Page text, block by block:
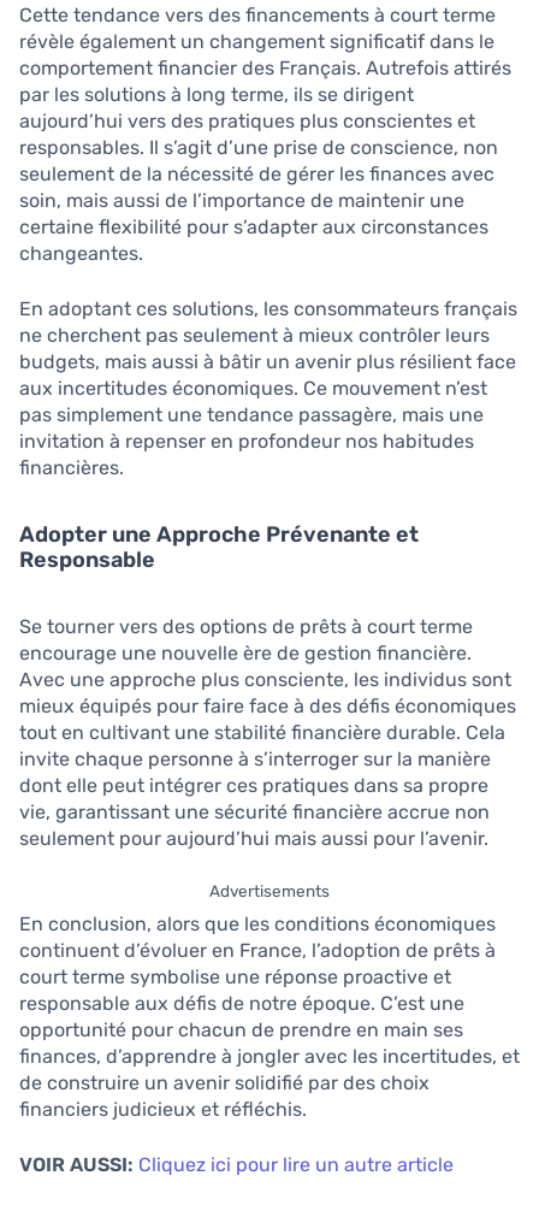
Cette tendance vers des financements à court terme
révèle également un changement significatif dans le
comportement financier des Français. Autrefois attirés
par les solutions à long terme, ils se dirigent
aujourd’hui vers des pratiques plus conscientes et
responsables. Il s’agit d’une prise de conscience, non
seulement de la nécessité de gérer les finances avec
soin, mais aussi de l’importance de maintenir une
certaine flexibilité pour s’adapter aux circonstances
changeantes.
En adoptant ces solutions, les consommateurs français
ne cherchent pas seulement à mieux contrôler leurs
budgets, mais aussi à bâtir un avenir plus résilient face
aux incertitudes économiques. Ce mouvement n’est
pas simplement une tendance passagère, mais une
invitation à repenser en profondeur nos habitudes
financières.
Adopter une Approche Prévenante et
Responsable
Se tourner vers des options de prêts à court terme
encourage une nouvelle ère de gestion financière.
Avec une approche plus consciente, les individus sont
mieux équipés pour faire face à des défis économiques
tout en cultivant une stabilité financière durable. Cela
invite chaque personne à s’interroger sur la manière
dont elle peut intégrer ces pratiques dans sa propre
vie, garantissant une sécurité financière accrue non
seulement pour aujourd’hui mais aussi pour l’avenir.
Advertisements
En conclusion, alors que les conditions économiques
continuent d’évoluer en France, l’adoption de prêts à
court terme symbolise une réponse proactive et
responsable aux défis de notre époque. C’est une
opportunité pour chacun de prendre en main ses
finances, d’apprendre à jongler avec les incertitudes, et
de construire un avenir solidifié par des choix
financiers judicieux et réfléchis.
VOIR AUSSI: Cliquez ici pour lire un autre article